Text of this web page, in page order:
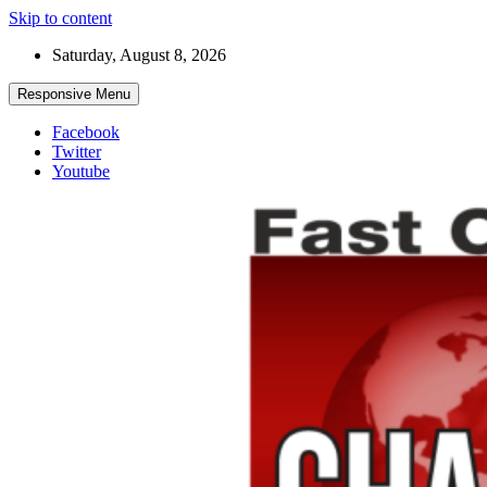
Skip to content
Saturday, August 8, 2026
Responsive Menu
Facebook
Twitter
Youtube